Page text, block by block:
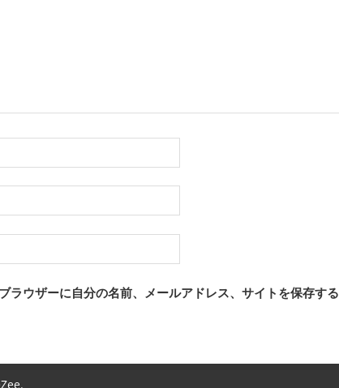
ラウザーに自分の名前、メールアドレス、サイトを保存する
.